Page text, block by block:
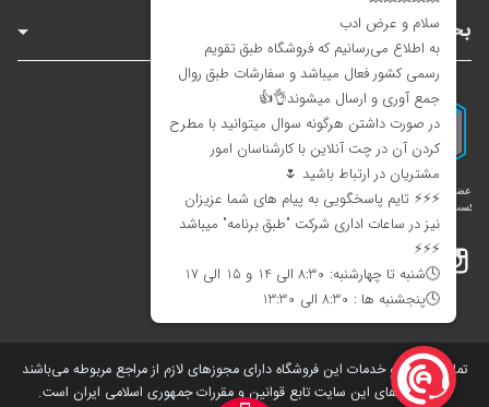
بخش‌های سایت
اینستاگرام
تمامی کالاها و خدمات این فروشگاه دارای مجوز‌های لازم از مراجع مربوطه می‌باشند
و فعالیت های این سایت تابع قوانین و مقررات جمهوری اسلامی ایران است.